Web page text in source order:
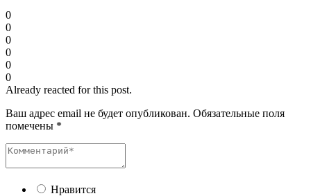
0
0
0
0
0
0
Already reacted for this post.
Ваш адрес email не будет опубликован. Обязательные поля
помечены *
Нравится